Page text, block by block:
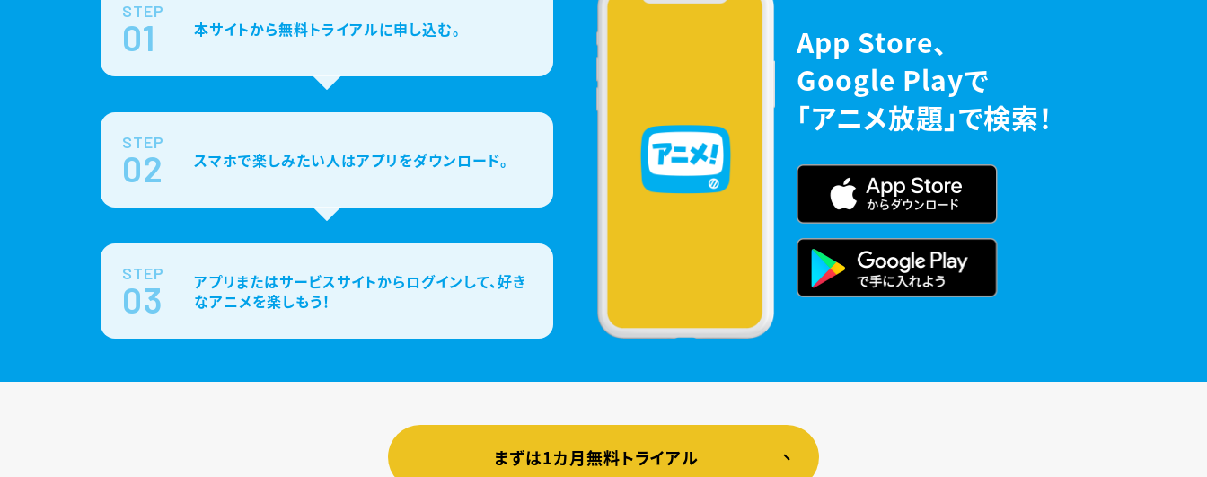
STEP
01 本サイトから無料トライアルに申し込む。
STEP
02 スマホで楽しみたい人はアプリをダウンロード。
STEP
03
アプリまたはサービスサイトからログインして、好き
なアニメを楽しもう！
App Store、
Google Playで
「アニメ放題」で検索！
まずは1カ月無料トライアル